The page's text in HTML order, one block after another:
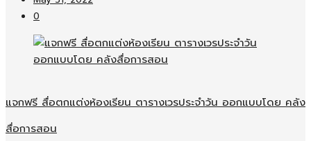
0
แจกฟรี สื่อตกแต่งห้องเรียน ตารางเวรประจำวัน ออกแบบโดย คลัง
สื่อการสอน